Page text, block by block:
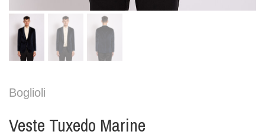
Boglioli
Veste Tuxedo Marine